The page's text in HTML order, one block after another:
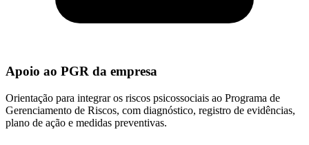
Apoio ao PGR da empresa
Orientação para integrar os riscos psicossociais ao Programa de
Gerenciamento de Riscos, com diagnóstico, registro de evidências,
plano de ação e medidas preventivas.